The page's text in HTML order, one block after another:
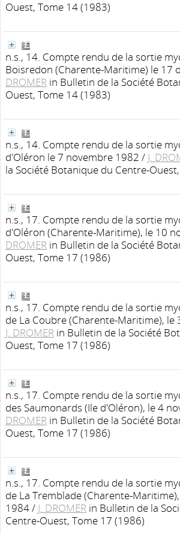
Ouest, Tome 14 (1983)
n.s., 14. Compte rendu de la sortie
Boisredon (Charente-Maritime) le 17
DROMER in Bulletin de la Société
Ouest, Tome 14 (1983)
n.s., 14. Compte rendu de la sortie
d'Oléron le 7 novembre 1982 / J.
la Société Botanique du Centre-
n.s., 17. Compte rendu de la sortie
d'Oléron (Charente-Maritime), le 10
DROMER in Bulletin de la Société
Ouest, Tome 17 (1986)
n.s., 17. Compte rendu de la sortie
de La Coubre (Charente-Maritime), le
J. DROMER in Bulletin de la Société
Ouest, Tome 17 (1986)
n.s., 17. Compte rendu de la sortie
des Saumonards (Ile d'Oléron), le 4
DROMER in Bulletin de la Société
Ouest, Tome 17 (1986)
n.s., 17. Compte rendu de la sortie
de La Tremblade (Charente-
1984/ J. DROMER in Bulletin de la
Centre-Ouest, Tome 17 (1986)